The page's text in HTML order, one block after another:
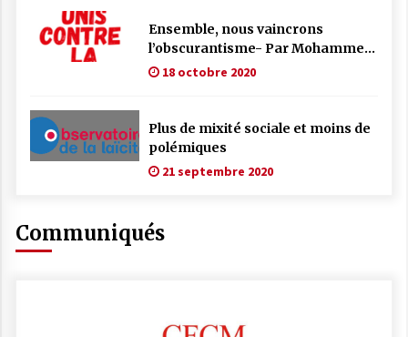
Ensemble, nous vaincrons
l’obscurantisme- Par Mohammed
Moussaoui, président du CFCM
18 octobre 2020
Plus de mixité sociale et moins de
polémiques
21 septembre 2020
Communiqués